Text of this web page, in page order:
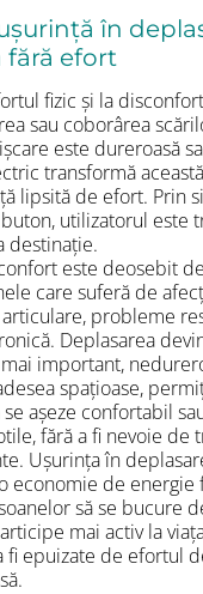
în
fără efort
fizic și la
sau coborârea
este dureroasă
transformă
lipsită de efort. Prin
utilizatorul este
destinație.
este deosebit
care suferă de
probleme
Deplasarea
important,
spațioase,
așeze confortabil
fără a fi nevoie de
Ușurința în
economie de energie
să se bucure
mai activ la
fi epuizate de efortul